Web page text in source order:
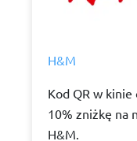
H&M
Kod QR w
10% zniżkę na
H&M.